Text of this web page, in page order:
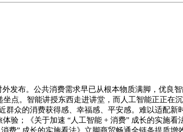
布。公共消费需求早已从根本物质满脚，优良
点。智能讲授东西走进讲堂，而人工智能正正
众的消费获得感、幸福感、平安感。难以适配新
验；《关于加速 “人工智能 + 消费” 成长的实施
费” 成长的实施看法》立脚商贸畅通全链条提质